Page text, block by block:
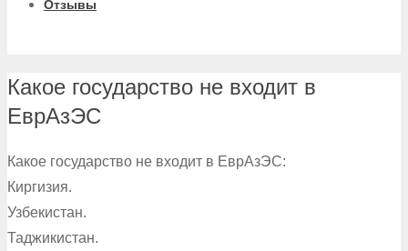
Отзывы
Какое государство не входит в
ЕврАзЭС
Какое государство не входит в ЕврАзЭС:
Киргизия.
Узбекистан.
Таджикистан.